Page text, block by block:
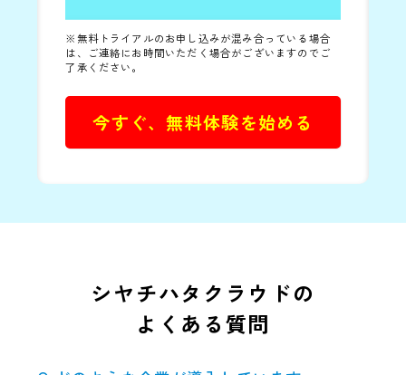
※無料トライアルのお申し込みが混み合っている場合
は、ご連絡にお時間いただく場合がございますのでご
了承ください。
今すぐ、無料体験を始める
シヤチハタクラウドの
よくある質問